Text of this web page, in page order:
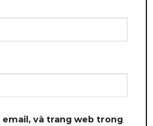
và trang web trong